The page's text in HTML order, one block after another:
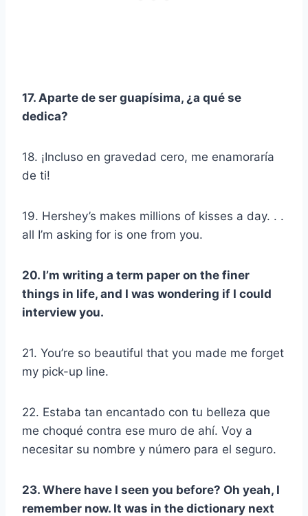
17. Aparte de ser guapísima, ¿a qué se
dedica?
18. ¡Incluso en gravedad cero, me enamoraría
de ti!
19. Hershey’s makes millions of kisses a day. . .
all I’m asking for is one from you.
20. I’m writing a term paper on the finer
things in life, and I was wondering if I could
interview you.
21. You’re so beautiful that you made me forget
my pick-up line.
22. Estaba tan encantado con tu belleza que
me choqué contra ese muro de ahí. Voy a
necesitar su nombre y número para el seguro.
23. Where have I seen you before? Oh yeah, I
remember now. It was in the dictionary next